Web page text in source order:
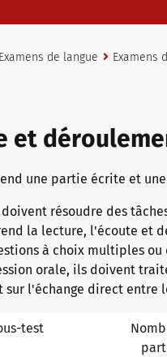
Homburg
les centres d'examen
Examens de langue Examens
et
une partie écrite et
résoudre des
la lecture, l'écoute et
à choix multiples
orale, ils doivent
sur l'échange direct entre
test